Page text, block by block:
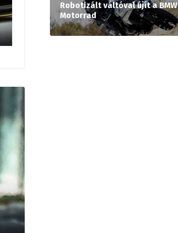
Robotizált váltóval újít a BMW
Motorrad